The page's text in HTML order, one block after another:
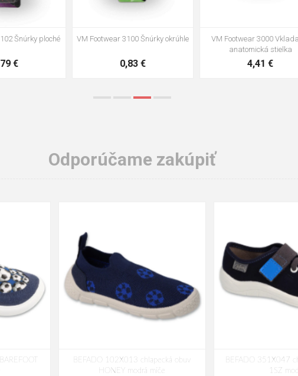
VM Footwear 3002 Vkladacia
VM Footwear 3900 Čistiaca huba
VM
Odporúčame zakúpiť
BEFADO 102X013 chlapecká obuv
HONEY modrá míče
BEFADO 351X047
1SZ